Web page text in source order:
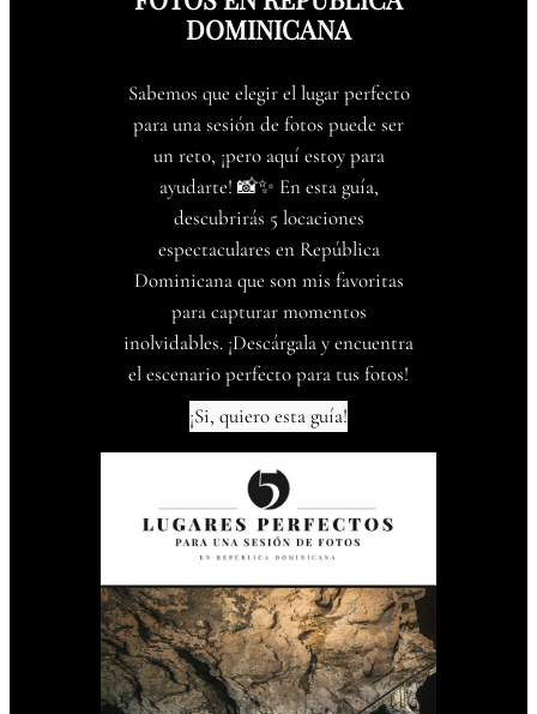
DOMINICANA
Sabemos que elegir el lugar perfecto
para una sesión de fotos puede ser
un reto, ¡pero aquí estoy para
ayudarte! 📸✨ En esta guía,
descubrirás 5 locaciones
espectaculares en República
Dominicana que son mis favoritas
para capturar momentos
inolvidables. ¡Descárgala y encuentra
el escenario perfecto para tus fotos!
¡Si, quiero esta guía!